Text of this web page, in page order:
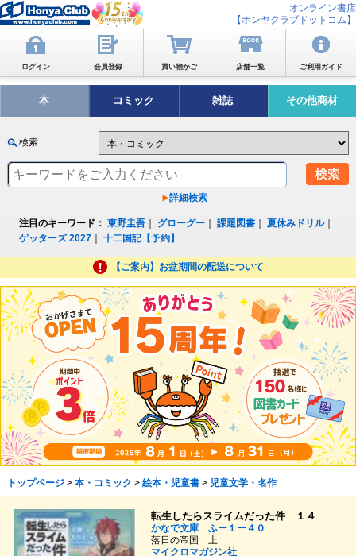
オンライン書店
【ホンヤクラブドットコム】
ログイン 会員登録 買い物かご 店舗一覧 ご利用ガイド
本 コミック 雑誌 その他商材
検索
詳細検索
注目のキーワード： 東野圭吾 グローグー ｜課題図書 ｜夏休みドリル｜
ゲッターズ 2027 ｜十二国記【予約】
【ご案内】お盆期間の配送について
トップページ> 本・コミック > 絵本・児童書> 児童文学・名作
転生したらスライムだった件 １４
かなで文庫 ふー１ー４０
落日の帝国 上
マイクロマガジン社